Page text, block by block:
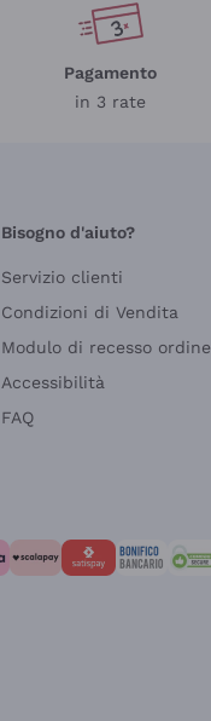
Pagamento
in 3 rate
Bisogno d'aiuto?
Servizio clienti
Condizioni di Vendita
Modulo di recesso ordine
Accessibilità
FAQ